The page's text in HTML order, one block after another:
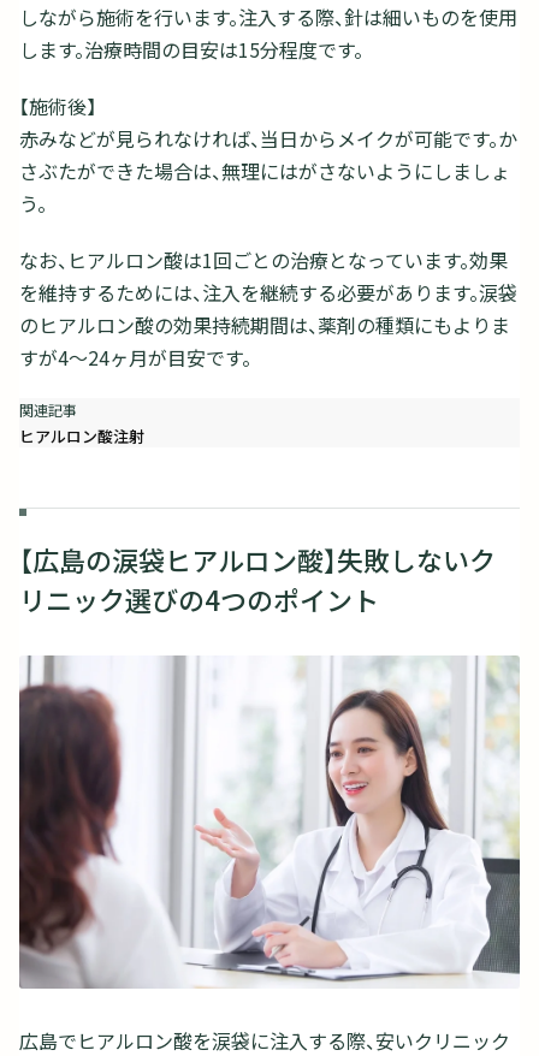
しながら施術を行います。注入する際、針は細いものを使用
します。治療時間の目安は15分程度です。
【施術後】
赤みなどが見られなければ、当日からメイクが可能です。か
さぶたができた場合は、無理にはがさないようにしましょ
う。
なお、ヒアルロン酸は1回ごとの治療となっています。効果
を維持するためには、注入を継続する必要があります。涙袋
のヒアルロン酸の効果持続期間は、薬剤の種類にもよりま
すが4～24ヶ月が目安です。
ヒアルロン酸注射
【広島の涙袋ヒアルロン酸】失敗しないク
リニック選びの4つのポイント
広島でヒアルロン酸を涙袋に注入する際、安いクリニック